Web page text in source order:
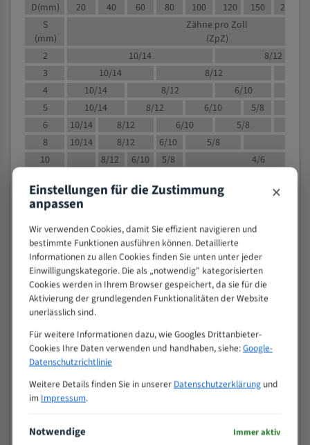
D(mm) 20 40 60 80 100 120 150 200
S
(mm)
Zähne pro Zoll
(ZpZ)
2
10/14
8/12
3
10/14 8/12
4
10/14 8/12 6/10
5
10/14 8/12 6/10
5/8
6
10/14 8/12 6/10
5/8
8
10/14 8/12 6/10 5/8
10
8/12 6/10 5/8
4/6
15
8/12 6/10
4/5
20
30
4/5
50
80
> 100
VOLLMATERIAL
M (mm)
Zähne pro
Zoll (ZpZ))
>
10/14
15 - 40
35 - 70
Einstellungen für die Zustimmung
anpassen ×
Wir verwenden Cookies, damit Sie effizient navigieren und
bestimmte Funktionen ausführen können. Detaillierte
Informationen zu allen Cookies finden Sie unten unter jeder
Einwilligungskategorie. Die als „notwendig" kategorisierten
Cookies werden in Ihrem Browser gespeichert, da sie für die
Aktivierung der grundlegenden Funktionalitäten der Website
unerlässlich sind.
Für weitere Informationen dazu, wie Googles Drittanbieter-
Cookies Ihre Daten verwenden und handhaben, siehe:Google-
Datenschutzrichtlinie
Weitere Details finden Sie in unserer Datenschutzerklärungund
im Impressum.
Notwendige Immer aktiv